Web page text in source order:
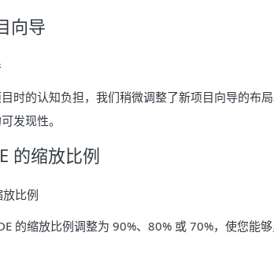
向导
时的认知负担，我们稍微调整了新项目向导的布
发现性。
的缩放比例
比例
的缩放比例调整为 90%、80% 或 70%，使您能够